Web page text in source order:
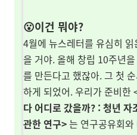
😮이건 뭐야?
4월에 뉴스레터를 유심히
을 거야. 올해 창립 10주년
를 만든다고 했잖아. 그 첫
하게 되었어. 우리가 준비한
다 어디로 갔을까? : 청년
관한 연구>는 연구공유회